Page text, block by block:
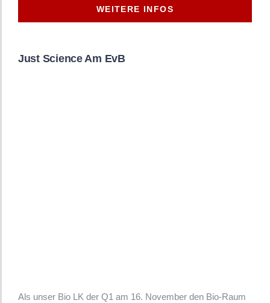
WEITERE INFOS
Just Science Am EvB
Als unser Bio LK der Q1 am 16. November den Bio-Raum